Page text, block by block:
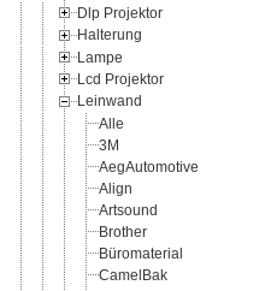
Dlp Projektor
Halterung
Lampe
Lcd Projektor
Leinwand
Alle
3M
AegAutomotive
Align
Artsound
Brother
Büromaterial
CamelBak